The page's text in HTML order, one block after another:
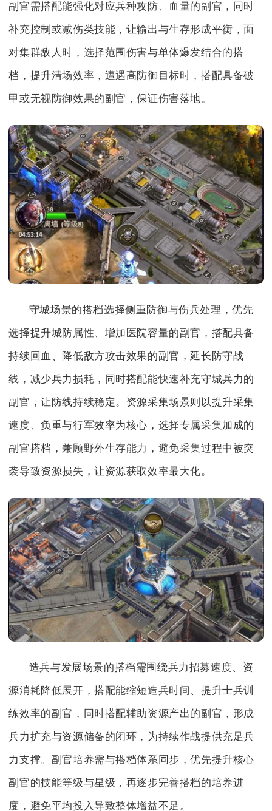
副官需搭配能强化对应兵种攻防、血量的副官，同时
补充控制或减伤类技能，让输出与生存形成平衡，面
对集群敌人时，选择范围伤害与单体爆发结合的搭
档，提升清场效率，遭遇高防御目标时，搭配具备破
甲或无视防御效果的副官，保证伤害落地。
守城场景的搭档选择侧重防御与伤兵处理，优先
选择提升城防属性、增加医院容量的副官，搭配具备
持续回血、降低敌方攻击效果的副官，延长防守战
线，减少兵力损耗，同时搭配能快速补充守城兵力的
副官，让防线持续稳定。资源采集场景则以提升采集
速度、负重与行军效率为核心，选择专属采集加成的
副官搭档，兼顾野外生存能力，避免采集过程中被突
袭导致资源损失，让资源获取效率最大化。
造兵与发展场景的搭档需围绕兵力招募速度、资
源消耗降低展开，搭配能缩短造兵时间、提升士兵训
练效率的副官，同时搭配辅助资源产出的副官，形成
兵力扩充与资源储备的闭环，为持续作战提供充足兵
力支撑。副官培养需与搭档体系同步，优先提升核心
副官的技能等级与星级，再逐步完善搭档的培养进
度，避免平均投入导致整体增益不足。